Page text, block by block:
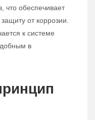
что обеспечивает
от коррозии.
к системе
в